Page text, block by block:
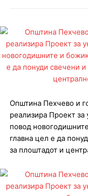
Општина Пехчево и
реализира Прoект
повод
главна цел е да
за плоштадот и